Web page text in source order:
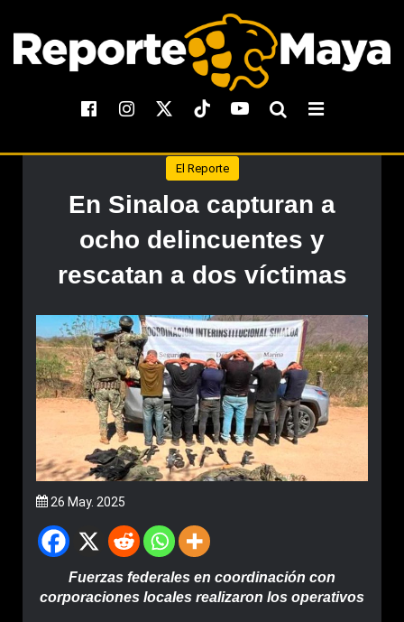
El Reporte
En Sinaloa capturan a
ocho delincuentes y
rescatan a dos víctimas
26 May. 2025
Fuerzas federales en coordinación con
corporaciones locales realizaron los operativos